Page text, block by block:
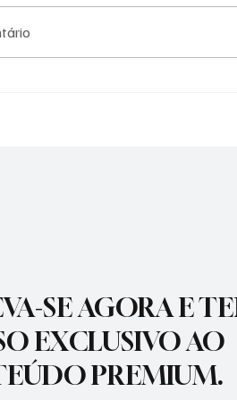
SE AGORA E
EXCLUSIVO AO
PREMIUM.